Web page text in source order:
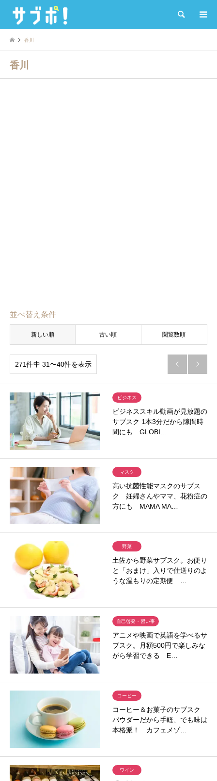
検索
香川
香川
並べ替え条件
新しい順 古い順 閲覧数順
271件中 31〜40件を表示  
ビジネス
ビジネススキル動画が見放題の
サブスク 1本3分だから隙間時
間にも GLOBI…
マスク
高い抗菌性能マスクのサブス
ク 妊婦さんやママ、花粉症の
方にも MAMA MA…
野菜
土佐から野菜サブスク。お便り
と「おまけ」入りで仕送りのよ
うな温もりの定期便 …
自己啓発・習い事
アニメや映画で英語を学べるサ
ブスク。月額500円で楽しみな
がら学習できる E…
コーヒー
コーヒー＆お菓子のサブスク
パウダーだから手軽、でも味は
本格派！ カフェメゾ…
ワイン